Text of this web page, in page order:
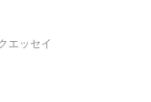
エッセイ